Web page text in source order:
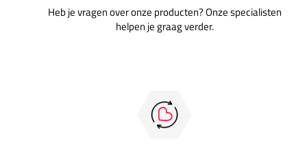
Heb je vragen over onze producten? Onze specialisten
helpen je graag verder.